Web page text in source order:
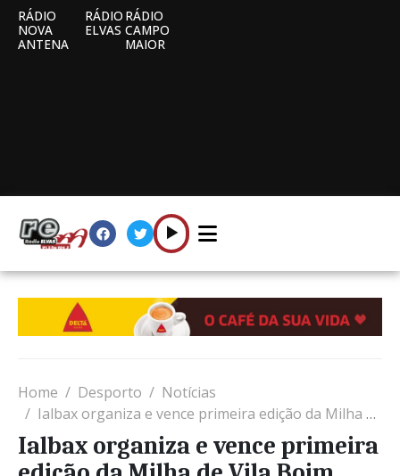
RÁDIO
NOVA
ANTENA
RÁDIO
ELVAS
RÁDIO
CAMPO
MAIOR
Home Desporto
Notícias
Ialbax organiza e vence primeira edição da Milha de Vila Boim
Ialbax organiza e vence primeira